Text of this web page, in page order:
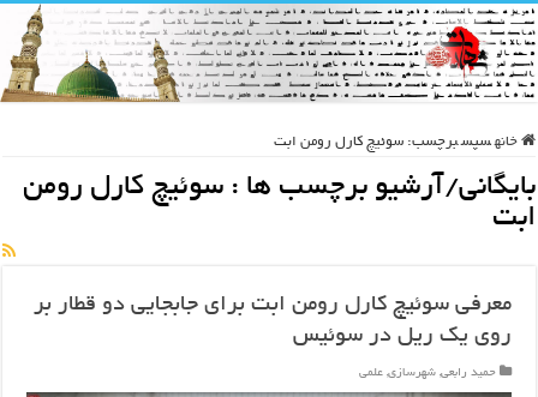
خانه سپس برچسب: سوئیچ کارل رومن ابت
بایگانی/آرشیو برچسب ها : سوئیچ کارل رومن
ابت
معرفی سوئیچ کارل رومن ابت برای جابجایی دو قطار بر
روی یک ریل در سوئیس
حمید رابعی, شهرسازی, علمی